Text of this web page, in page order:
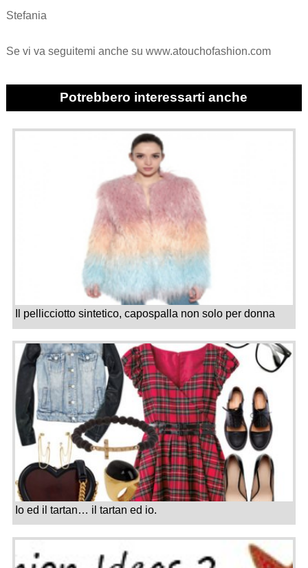
Stefania
Se vi va seguitemi anche su www.atouchofashion.com
Potrebbero interessarti anche
Il pellicciotto sintetico, capospalla non solo per donna
Io ed il tartan… il tartan ed io.